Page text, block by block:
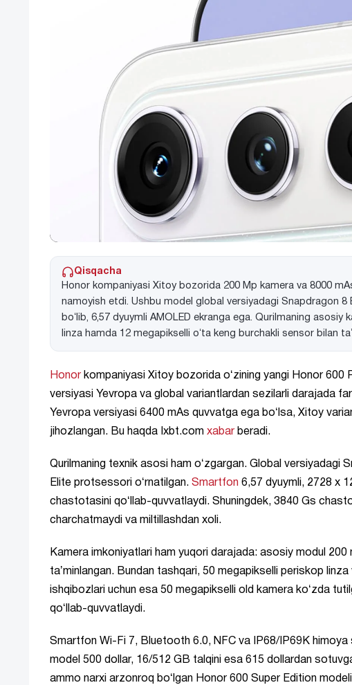
Qisqacha
Honor kompaniyasi Xitoy bozorida 200 Mp kamera va 8000
namoyish etdi. Ushbu model global versiyadagi Snapdragon
boʻlib, 6,57 dyuymli AMOLED ekranga ega. Qurilmaning
linza hamda 12 megapikselli oʻta keng burchakli sensor bilan
Honor kompaniyasi Xitoy bozorida oʻzining yangi Honor
versiyasi Yevropa va global variantlardan sezilarli darajada
Yevropa versiyasi 6400 mAs quvvatga ega boʻlsa, Xitoy
jihozlangan. Bu haqda Ixbt.com xabar beradi.
Qurilmaning texnik asosi ham oʻzgargan. Global versiyadagi
Elite protsessori oʻrnatilgan. Smartfon 6,57 dyuymli, 2728 x
chastotasini qoʻllab-quvvatlaydi. Shuningdek, 3840 Gs
charchatmaydi va miltillashdan xoli.
Kamera imkoniyatlari ham yuqori darajada: asosiy modul
taʼminlangan. Bundan tashqari, 50 megapikselli periskop
ishqibozlari uchun esa 50 megapikselli old kamera koʻzda
qoʻllab-quvvatlaydi.
Smartfon Wi-Fi 7, Bluetooth 6.0, NFC va IP68/IP69K
model 500 dollar, 16/512 GB talqini esa 615 dollardan
ammo narxi arzonroq boʻlgan Honor 600 Super Edition